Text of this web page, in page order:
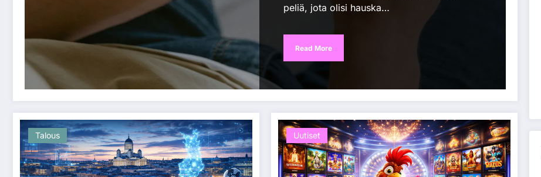
peliä, jota olisi hauska…
Read More
Talous Uutiset